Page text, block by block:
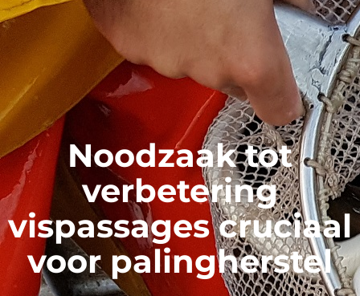
Noodzaak tot
verbetering
vispassages cruciaal
voor palingherstel